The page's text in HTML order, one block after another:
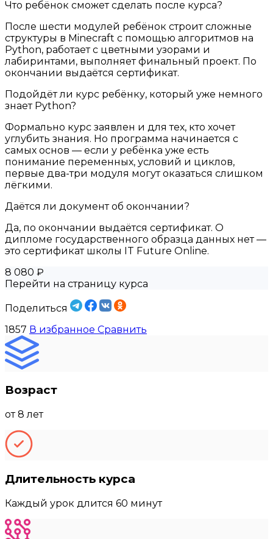
Что ребёнок сможет сделать после курса?
После шести модулей ребёнок строит сложные
структуры в Minecraft с помощью алгоритмов на
Python, работает с цветными узорами и
лабиринтами, выполняет финальный проект. По
окончании выдаётся сертификат.
Подойдёт ли курс ребёнку, который уже немного
знает Python?
Формально курс заявлен и для тех, кто хочет
углубить знания. Но программа начинается с
самых основ — если у ребёнка уже есть
понимание переменных, условий и циклов,
первые два-три модуля могут оказаться слишком
лёгкими.
Даётся ли документ об окончании?
Да, по окончании выдаётся сертификат. О
дипломе государственного образца данных нет —
это сертификат школы IT Future Online.
8 080 ₽
Перейти на страницу курса
Поделиться
1857 В избранное Сравнить
Возраст
от 8 лет
Длительность курса
Каждый урок длится 60 минут